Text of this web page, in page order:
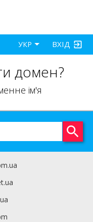
ВХІД
УКР
домен?
ім'я